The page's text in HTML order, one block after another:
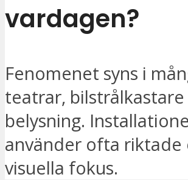
vardagen?
Fenomenet syns i
teatrar,
belysning.
använder ofta
visuella fokus.